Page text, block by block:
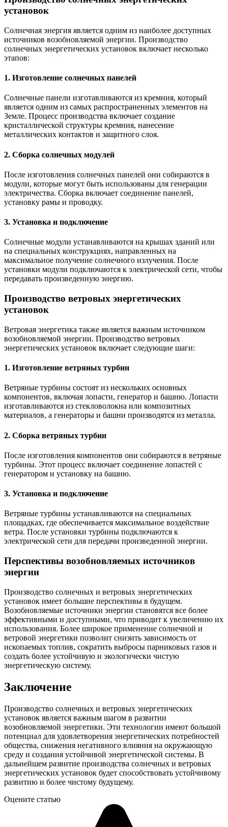
установок
Солнечная энергия является одним из наиболее доступных
источников возобновляемой энергии. Производство
солнечных энергетических установок включает несколько
этапов:
1. Изготовление солнечных панелей
Солнечные панели изготавливаются из кремния, который
является одним из самых распространенных элементов на
Земле. Процесс производства включает создание
кристаллической структуры кремния, нанесение
металлических контактов и защитного слоя.
2. Сборка солнечных модулей
После изготовления солнечных панелей они собираются в
модули, которые могут быть использованы для генерации
электричества. Сборка включает соединение панелей,
установку рамы и проводку.
3. Установка и подключение
Солнечные модули устанавливаются на крышах зданий или
на специальных конструкциях, направленных на
максимальное получение солнечного излучения. После
установки модули подключаются к электрической сети, чтобы
передавать произведенную энергию.
Производство ветровых энергетических
установок
Ветровая энергетика также является важным источником
возобновляемой энергии. Производство ветровых
энергетических установок включает следующие шаги:
1. Изготовление ветряных турбин
Ветряные турбины состоят из нескольких основных
компонентов, включая лопасти, генератор и башню. Лопасти
изготавливаются из стекловолокна или композитных
материалов, а генераторы и башни производятся из металла.
2. Сборка ветряных турбин
После изготовления компонентов они собираются в ветряные
турбины. Этот процесс включает соединение лопастей с
генератором и установку на башню.
3. Установка и подключение
Ветряные турбины устанавливаются на специальных
площадках, где обеспечивается максимальное воздействие
ветра. После установки турбины подключаются к
электрической сети для передачи произведенной энергии.
Перспективы возобновляемых источников
энергии
Производство солнечных и ветровых энергетических
установок имеет большие перспективы в будущем.
Возобновляемые источники энергии становятся все более
эффективными и доступными, что приводит к увеличению их
использования. Более широкое применение солнечной и
ветровой энергетики позволит снизить зависимость от
ископаемых топлив, сократить выбросы парниковых газов и
создать более устойчивую и экологически чистую
энергетическую систему.
Заключение
Производство солнечных и ветровых энергетических
установок является важным шагом в развитии
возобновляемой энергетики. Эти технологии имеют большой
потенциал для удовлетворения энергетических потребностей
общества, снижения негативного влияния на окружающую
среду и создания устойчивой энергетической системы. В
дальнейшем развитие производства солнечных и ветровых
энергетических установок будет способствовать устойчивому
развитию и более чистому будущему.
Оцените статью